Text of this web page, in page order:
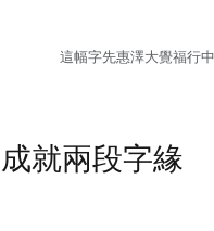
這幅字先惠澤大覺福行
成就兩段字緣